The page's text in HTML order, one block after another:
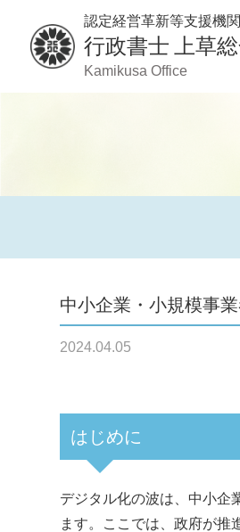
認定経営革新等支援機
行政書士 上草
Kamikusa Office
中小企業・小規模事
2024.04.05
はじめに
デジタル化の波は、中小企
ます。ここでは、政府が推